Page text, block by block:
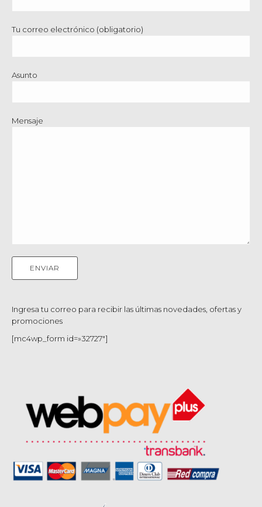
Tu correo electrónico (obligatorio)
Asunto
Mensaje
Ingresa tu correo para recibir las últimas novedades, ofertas y
promociones
[mc4wp_form id=»32727″]